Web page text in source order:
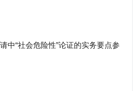
中“社会危险性”论证的实务要点参